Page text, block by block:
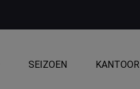
SEIZOEN KANTOOR